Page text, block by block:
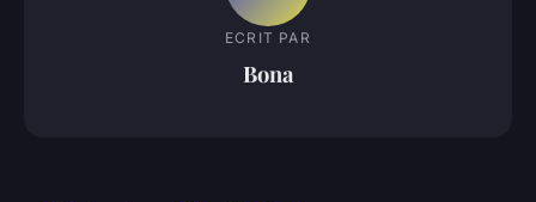
ECRIT PAR
Bona